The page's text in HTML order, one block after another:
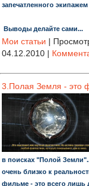
запечатленного
Выводы делайте сами...
Мои статьи |
04.12.2010 |
3.Полая Земля - это
в поисках "Полой
очень близко к
фильме - это всего лишь